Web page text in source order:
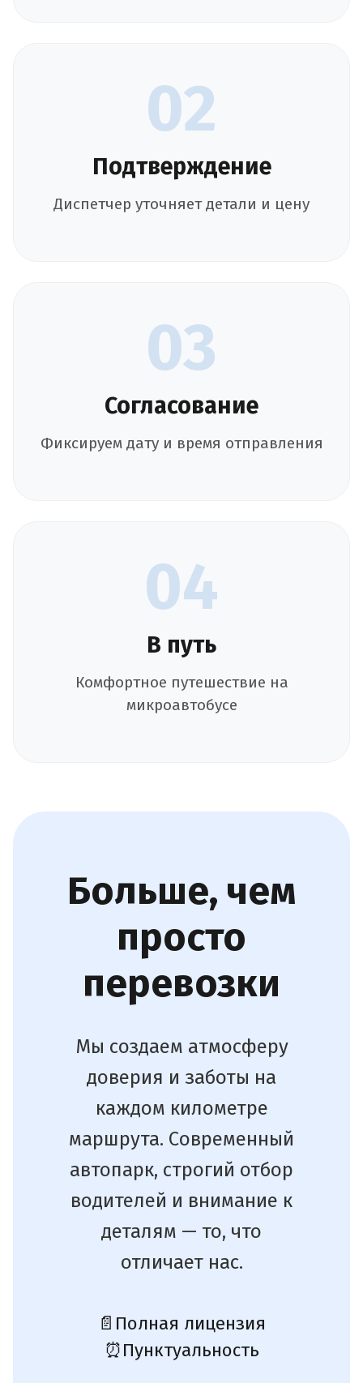
02
Подтверждение
Диспетчер уточняет детали и цену
03
Согласование
Фиксируем дату и время отправления
04
В путь
Комфортное путешествие на
микроавтобусе
Больше, чем
просто
перевозки
Мы создаем атмосферу
доверия и заботы на
каждом километре
маршрута. Современный
автопарк, строгий отбор
водителей и внимание к
деталям — то, что
отличает нас.
📄 Полная лицензия
⏰Пунктуальность